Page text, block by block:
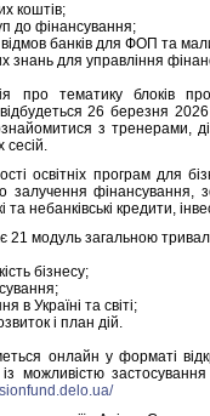
коштів;
до фінансування;
відмов банків для ФОП та
знань для управління
про тематику блоків
відбудеться 26 березня
з тренерами,
сесій.
освітніх програм для
залучення
та небанківські кредити,
21 модуль загальною
бізнесу;
в Україні та світі;
і план дій.
онлайн у форматі
можливістю